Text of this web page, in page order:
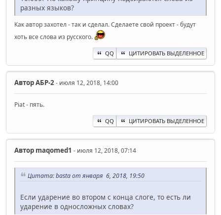
разных языков?
Как автор захотел - так и сделал. Сделаете свой проект - будут
хоть все слова из русского.
QQ ЦИТИРОВАТЬ ВЫДЕЛЕННОЕ
АвторАБР-2- июля 12, 2018, 14:00
Piat - пять.
QQ ЦИТИРОВАТЬ ВЫДЕЛЕННОЕ
Автор maqomed1 - июля 12, 2018, 07:14
Цитата: basta от января 6, 2018, 19:50
Если ударение во втором с конца слоге, то есть ли
ударение в односложных словах?